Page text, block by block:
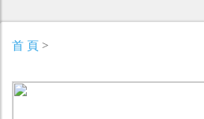
首 頁 >